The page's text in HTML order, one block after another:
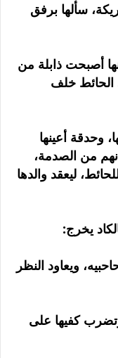
سألها برفق
أصبحت ذابلة من
الحائط خلف
وحدقة أعينها
من الصدمة،
ليعقد والدها
يخرج:
ويعاود النظر
كفيها على